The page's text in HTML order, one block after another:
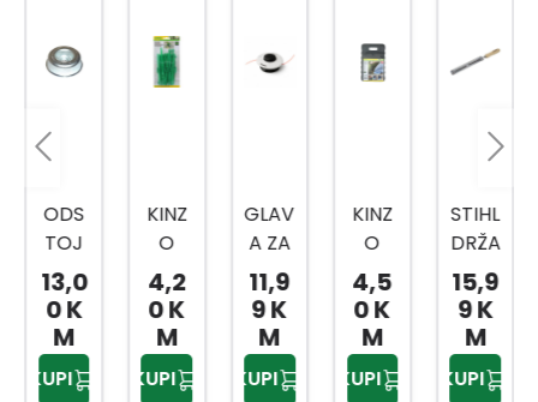
ODS
TOJ
NI
TANJ
UR
13,0
0 K
M
KUPI
KINZ
O
VRTN
E
VEZI
CE
20/1
4,2
0 K
M
KUPI
GLAV
A ZA
TRIM
ER
VP118
7
11,9
9 K
M
KUPI
KINZ
O
PODL
OGA
ZA
KOLJ
ENA
4,5
0 K
M
KUPI
STIHL
DRŽA
Č
TURP
IJE
325
15,9
9 K
M
KUPI